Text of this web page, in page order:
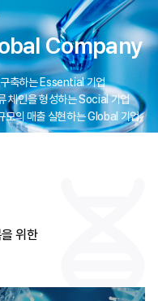
Company
축하는 Essential 기업
체인을 형성하는 Social 기업
의 매출 실현하는 Global 기업
위한